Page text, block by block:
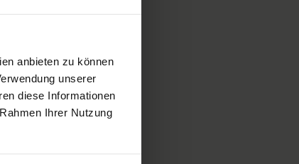
anbieten zu können
unserer
diese Informationen
Ihrer Nutzung